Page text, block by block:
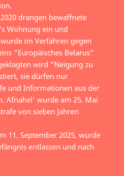
drangen bewaffnete
Wohnung ein und
im Verfahren gegen
"Europäisches Belarus"
wird "Neigung zu
sie dürfen nur
und Informationen aus der
Afnahel' wurde am 25. Mai
von sieben Jahren
11. September 2025, wurde
entlassen und nach